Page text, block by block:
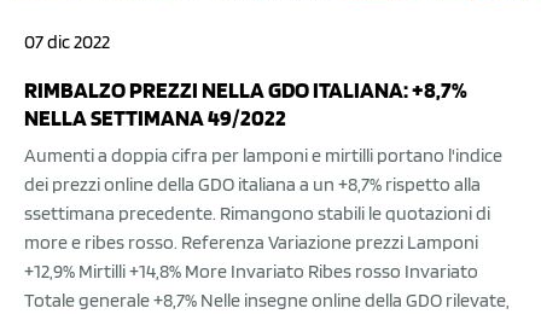
07 dic 2022
RIMBALZO PREZZI NELLA GDO ITALIANA: +8,7%
NELLA SETTIMANA 49/2022
Aumenti a doppia cifra per lamponi e mirtilli portano l'indice
dei prezzi online della GDO italiana a un +8,7% rispetto alla
ssettimana precedente. Rimangono stabili le quotazioni di
more e ribes rosso. Referenza Variazione prezzi Lamponi
+12,9% Mirtilli +14,8% More Invariato Ribes rosso Invariato
Totale generale +8,7% Nelle insegne online della GDO rilevate,